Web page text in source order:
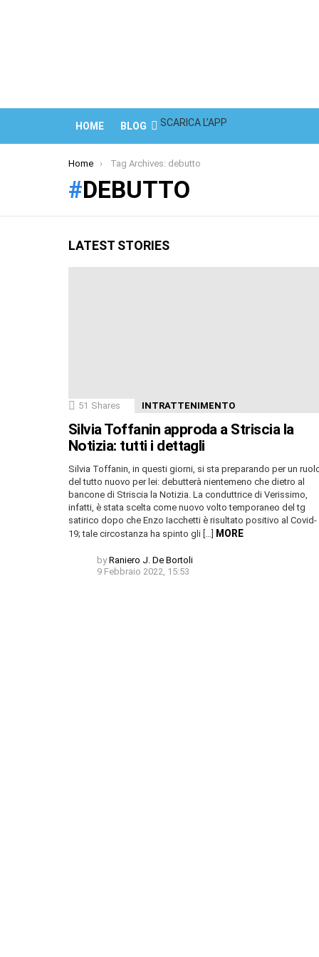
HOME BLOG SCARICA L’APP
You are here:
Home Tag Archives: debutto
DEBUTTO
LATEST STORIES
51 Shares INTRATTENIMENTO
Silvia Toffanin approda a Striscia la
Notizia: tutti i dettagli
Silvia Toffanin, in questi giorni, si sta preparando per un
del tutto nuovo per lei: debutterà nientemeno che dietro al
bancone di Striscia la Notizia. La conduttrice di Verissimo,
infatti, è stata scelta come nuovo volto temporaneo del tg
satirico dopo che Enzo Iacchetti è risultato positivo al Covid-
19; tale circostanza ha spinto gli […]
MORE
by Raniero J. De Bortoli
9 Febbraio 2022, 15:53